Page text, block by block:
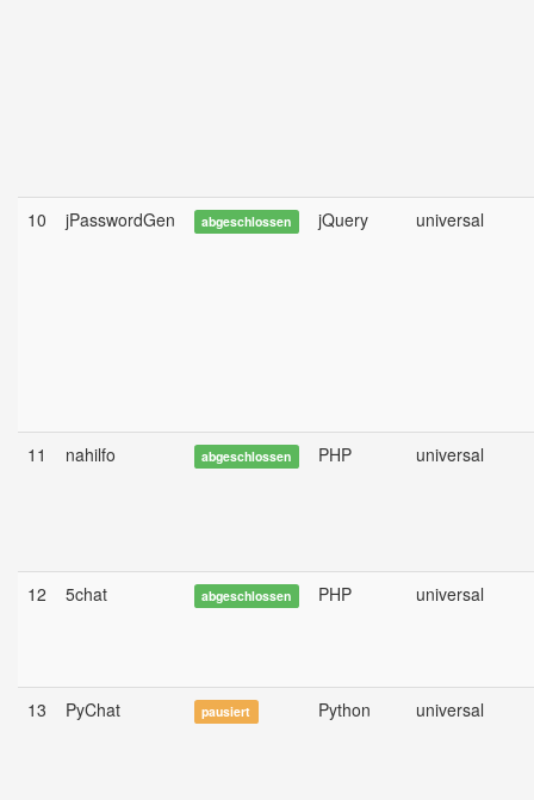
10 jPasswordGen abgeschlossen jQuery universal
11 nahilfo abgeschlossen PHP universal
12 5chat abgeschlossen PHP universal
13 PyChat pausiert Python universal